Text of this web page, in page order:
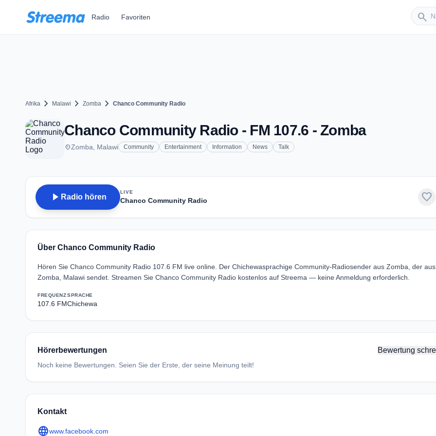
Radio Favoriten search
Afrika chevron_right Malawi chevron_right Zomba chevron_right Chanco Community Radio
Chanco Community Radio - FM 107.6 - Zomba
placeZomba, Malawi Community Entertainment Information News Talk
play_arrow Radio hören
LIVE
Chanco Community Radio favorite
Über Chanco Community Radio
Hören Sie Chanco Community Radio 107.6 FM live online. Der Chichewasprachige Community-Radiosender aus Zomba, der aus
Zomba, Malawi sendet. Streamen Sie Chanco Community Radio kostenlos auf Streema — keine Anmeldung erforderlich.
FREQUENZ
107.6 FM
SPRACHE
Chichewa
Hörerbewertungen Bewertung
Noch keine Bewertungen. Seien Sie der Erste, der seine Meinung teilt!
Kontakt
languagewww.facebook.com